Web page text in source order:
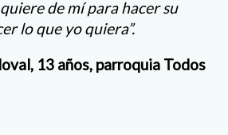
de mí para hacer su
lo que yo quiera”.
13 años, parroquia Todos